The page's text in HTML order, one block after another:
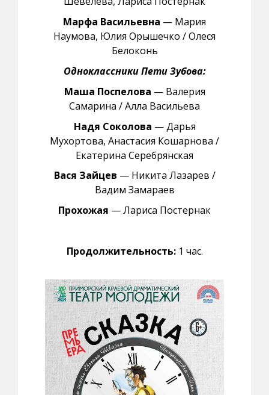
Марфа Васильевна — Мария
Наумова, Юлия Орышечко / Олеся
Белоконь
Одноклассники Пети Зубова:
Маша Поспелова — Валерия
Самарина / Алла Васильева
Надя Соколова — Дарья
Мухортова, Анастасия Кошарнова /
Екатерина Серебрянская
Вася Зайцев — Никита Лазарев /
Вадим Замараев
Прохожая — Лариса Постернак
Продолжительность: 1 час.